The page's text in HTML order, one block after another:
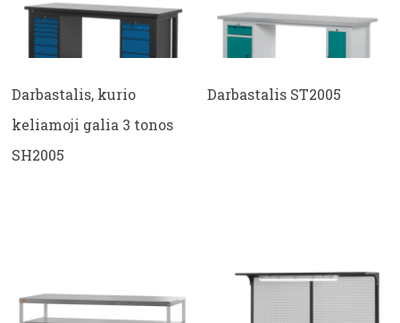
Darbastalis, kurio
keliamoji galia 3 tonos
SH2005
Darbastalis ST2005